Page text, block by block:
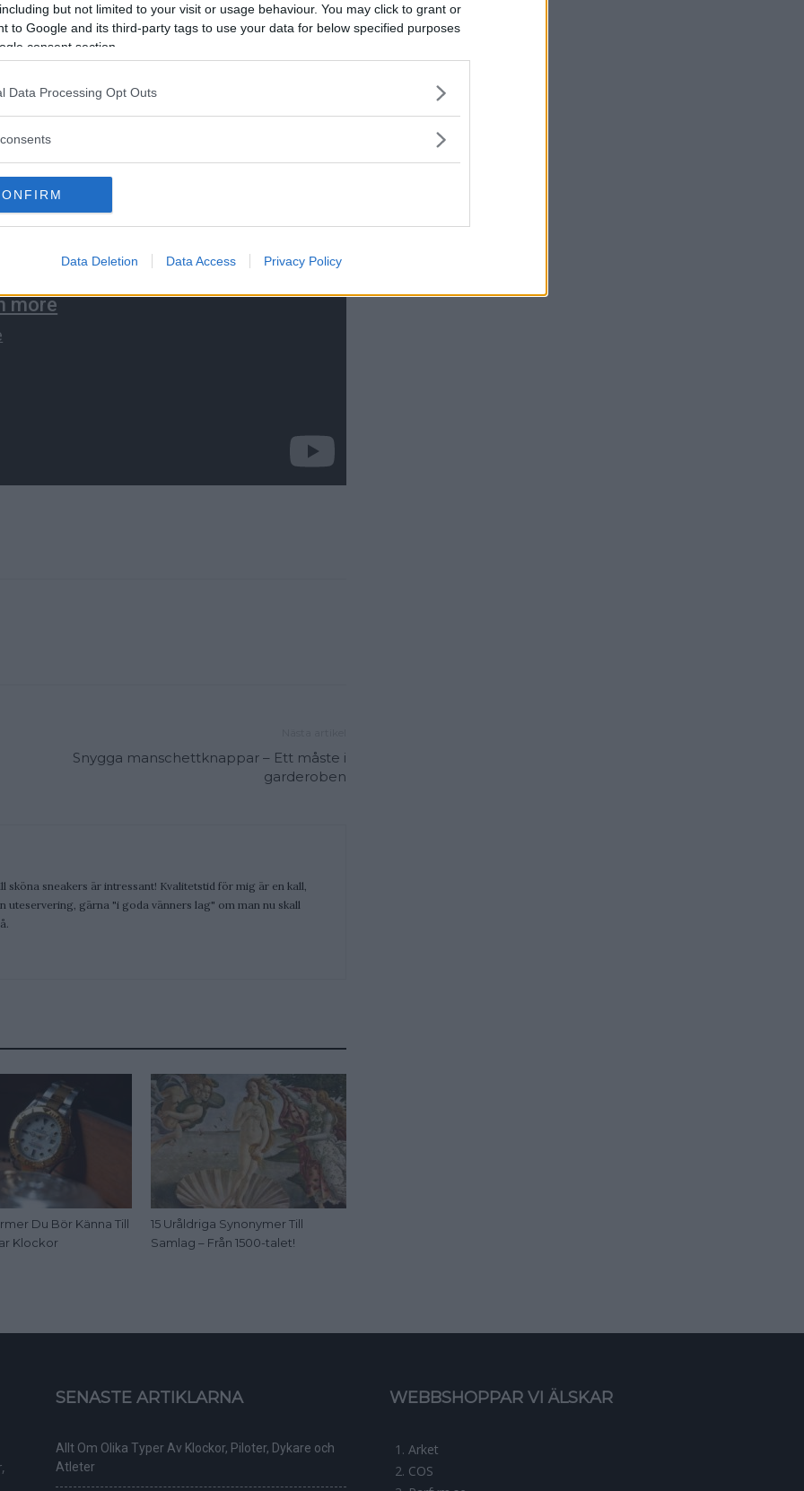
but not limited to your visit or usage behaviour. You may click to grant or
to Google and its third-party tags to use your data for below specified purposes
consent section.
Data Processing Opt Outs
Data Deletion Data Access Privacy Policy
lider verkligen med landets befolkning.
tanke på vad man har att jobba med. Här är
Jordaniens debattklimat och vad man kan
Snygga manschettknappar – Ett måste i
garderoben
sköna sneakers är intressant! Kvalitetstid för mig är en kall,
uteservering, gärna "i goda vänners lag" om man nu skall
Du Bör Känna Till
Klockor
15 Uråldriga Synonymer Till
Samlag – Från 1500-talet!
SENASTE ARTIKLARNA
Allt Om Olika Typer Av Klockor, Piloter, Dykare och
Atleter
WEBBSHOPPAR VI ÄLSKAR
Arket
COS